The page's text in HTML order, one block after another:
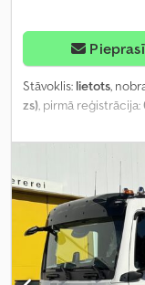
Stāvoklis: lietots,
zs) , pirmā reģistrācija:
retardētājs, krāsa:
Euro 6
garums:
,
iekraušanas telpas
kondicionēšana,